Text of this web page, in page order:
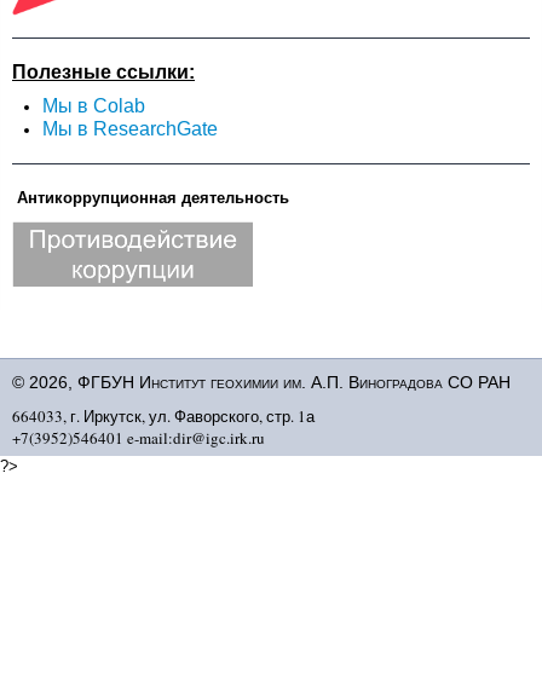
Полезные ссылки:
Мы в Colab
Мы в ResearchGate
Антикоррупционная деятельность
© 2026, ФГБУН Институт геохимии им. А.П. Виноградова СО РАН
664033, г. Иркутск, ул. Фаворского, стр. 1а
+7(3952)546401 e-mail:dir@igc.irk.ru
?>